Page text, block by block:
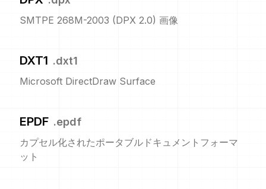
SMTPE 268M-2003 (DPX 2.0) 画像
DXT1 .dxt1
Microsoft DirectDraw Surface
EPDF .epdf
カプセル化されたポータブルドキュメントフォーマ
ット